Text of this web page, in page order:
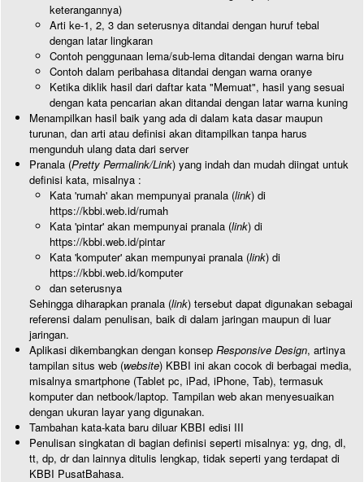
keterangannya)
Arti ke-1, 2, 3 dan seterusnya ditandai dengan huruf tebal
dengan latar lingkaran
Contoh penggunaan lema/sub-lema ditandai dengan warna biru
Contoh dalam peribahasa ditandai dengan warna oranye
Ketika diklik hasil dari daftar kata "Memuat", hasil yang sesuai
dengan kata pencarian akan ditandai dengan latar warna kuning
Menampilkan hasil baik yang ada di dalam kata dasar maupun
turunan, dan arti atau definisi akan ditampilkan tanpa harus
mengunduh ulang data dari server
Pranala (Pretty Permalink/Link) yang indah dan mudah diingat untuk
definisi kata, misalnya :
Kata 'rumah' akan mempunyai pranala (link) di
https://kbbi.web.id/rumah
Kata 'pintar' akan mempunyai pranala (link) di
https://kbbi.web.id/pintar
Kata 'komputer' akan mempunyai pranala (link) di
https://kbbi.web.id/komputer
dan seterusnya
Sehingga diharapkan pranala (link) tersebut dapat digunakan sebagai
referensi dalam penulisan, baik di dalam jaringan maupun di luar
jaringan.
Aplikasi dikembangkan dengan konsep Responsive Design, artinya
tampilan situs web (website) KBBI ini akan cocok di berbagai media,
misalnya smartphone (Tablet pc, iPad, iPhone, Tab), termasuk
komputer dan netbook/laptop. Tampilan web akan menyesuaikan
dengan ukuran layar yang digunakan.
Tambahan kata-kata baru diluar KBBI edisi III
Penulisan singkatan di bagian definisi seperti misalnya: yg, dng, dl,
tt, dp, dr dan lainnya ditulis lengkap, tidak seperti yang terdapat di
KBBI PusatBahasa.